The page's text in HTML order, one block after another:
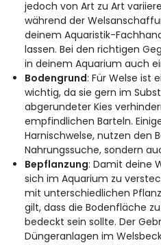
jedoch von Art zu Art
während der
deinem Aquaristik-
lassen. Bei den richtigen
in deinem Aquarium auch
Bodengrund: Für Welse ist
wichtig, da sie gern im
abgerundeter Kies
empfindlichen Barteln.
Harnischwelse, nutzen den
Nahrungssuche, sondern
Bepflanzung: Damit deine
sich im Aquarium zu
mit unterschiedlichen
gilt, dass die Bodenfläche
bedeckt sein sollte. Der
Düngeranlagen im